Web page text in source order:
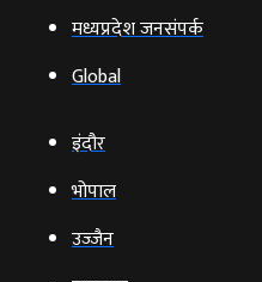
मध्यप्रदेश जनसंपर्क
Global
इंदौर
भोपाल
उज्‍जैन